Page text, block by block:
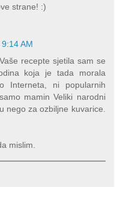
strane! :)
AM
recepte sjetila sam se
koja je tada morala
Interneta, ni popularnih
mamin Veliki narodni
nego za ozbiljne kuvarice.
mislim.